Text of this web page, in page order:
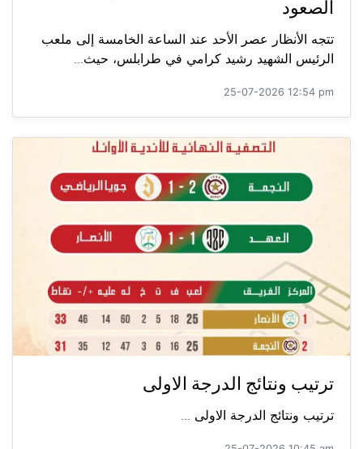
الصعود
تتجه الأنظار عصر الأحد عند الساعة الخامسة إلى ملعب
الرئيس الشهيد رشيد كرامي في طرابلس، حيث...
25-07-2026 12:54 pm
ترتيب ونتائج الدرجة الاولى
ترتيب ونتائج الدرجة الاولى ...